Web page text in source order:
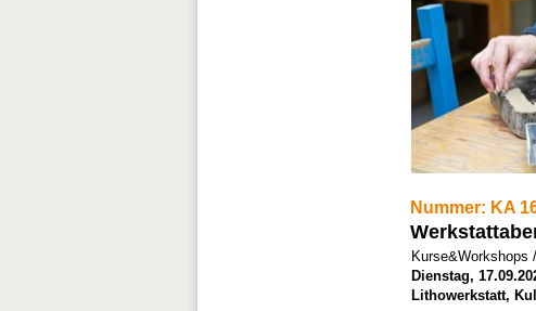
Nummer: KA
Kurse&Workshops
Dienstag,
Lithowerkstatt,